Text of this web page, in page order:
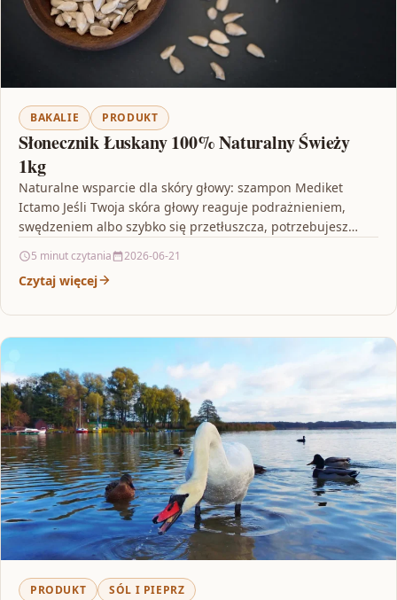
BAKALIE PRODUKT
Słonecznik Łuskany 100% Naturalny Świeży
1kg
Naturalne wsparcie dla skóry głowy: szampon Mediket
Ictamo Jeśli Twoja skóra głowy reaguje podrażnieniem,
swędzeniem albo szybko się przetłuszcza, potrzebujesz
5 minut czytania 2026-06-21
Czytaj więcej
PRODUKT SÓL I PIEPRZ